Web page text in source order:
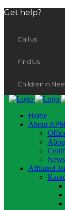
Get help?
Call us
Find Us
Children in
Home
About
Affilated